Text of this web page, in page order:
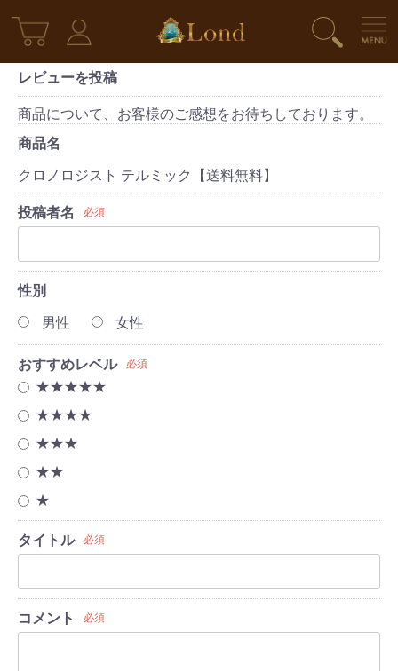
レビューを投稿
商品について、お客様のご感想をお待ちしております。
商品名
クロノロジスト テルミック【送料無料】
投稿者名
必須
性別
男性
女性
おすすめレベル 必須
★★★★★
★★★★
★★★
★★
★
タイトル 必須
コメント 必須